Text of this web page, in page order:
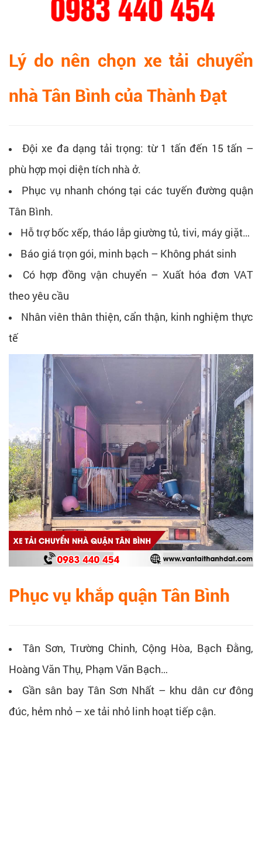
Lý do nên chọn xe tải chuyển
nhà Tân Bình của Thành Đạt
Đội xe đa dạng tải trọng: từ 1 tấn đến 15 tấn –
phù hợp mọi diện tích nhà ở.
Phục vụ nhanh chóng tại các tuyến đường quận
Tân Bình.
Hỗ trợ bốc xếp, tháo lắp giường tủ, tivi, máy giặt…
Báo giá trọn gói, minh bạch – Không phát sinh
Có hợp đồng vận chuyển – Xuất hóa đơn VAT
theo yêu cầu
Nhân viên thân thiện, cẩn thận, kinh nghiệm thực
tế
Phục vụ khắp quận Tân Bình
Tân Sơn, Trường Chinh, Cộng Hòa, Bạch Đằng,
Hoàng Văn Thụ, Phạm Văn Bạch…
Gần sân bay Tân Sơn Nhất – khu dân cư đông
đúc, hẻm nhỏ – xe tải nhỏ linh hoạt tiếp cận.